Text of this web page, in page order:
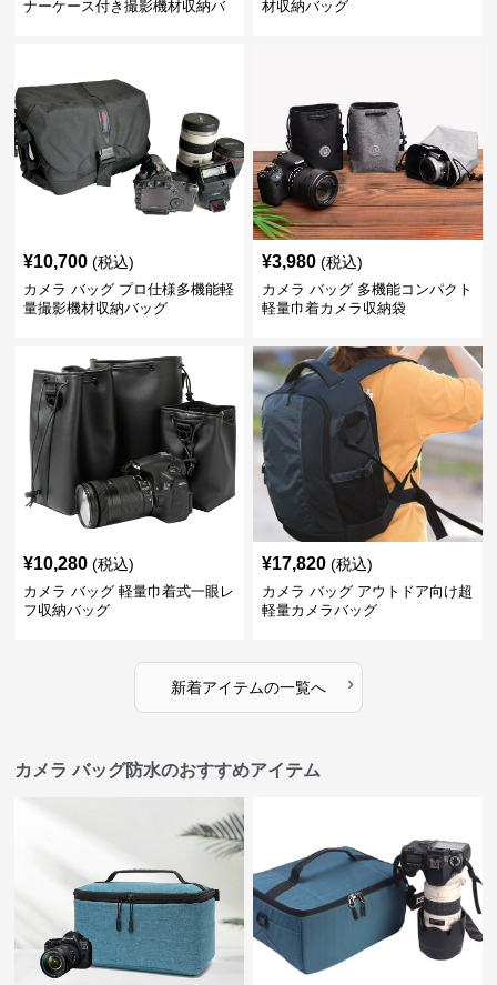
ナーケース付き撮影機材収納バ
材収納バッグ
¥10,700 (税込)
カメラ バッグ プロ仕様多機能軽
量撮影機材収納バッグ
¥3,980 (税込)
カメラ バッグ 多機能コンパクト
軽量巾着カメラ収納袋
¥10,280 (税込)
カメラ バッグ 軽量巾着式一眼レ
フ収納バッグ
¥17,820 (税込)
カメラ バッグ アウトドア向け超
軽量カメラバッグ
新着アイテムの一覧へ ›
カメラ バッグ防水のおすすめアイテム